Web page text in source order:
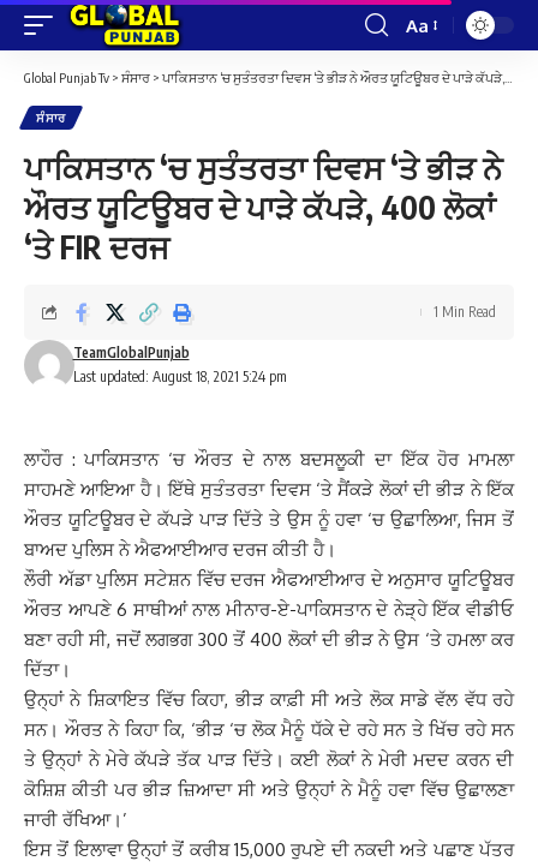
Font
Resizer
Aa
Global Punjab Tv > ਸੰਸਾਰ > ਪਾਕਿਸਤਾਨ ‘ਚ ਸੁਤੰਤਰਤਾ ਦਿਵਸ ‘ਤੇ ਭੀੜ ਨੇ ਔਰਤ ਯੂਟਿਊਬਰ ਦੇ ਪਾੜੇ ਕੱਪੜੇ, 400 ਲੋਕਾਂ ‘ਤੇ FIR ਦਰਜ
ਸੰਸਾਰ
ਪਾਕਿਸਤਾਨ ‘ਚ ਸੁਤੰਤਰਤਾ ਦਿਵਸ ‘ਤੇ ਭੀੜ ਨੇ
ਔਰਤ ਯੂਟਿਊਬਰ ਦੇ ਪਾੜੇ ਕੱਪੜੇ, 400 ਲੋਕਾਂ
‘ਤੇ FIR ਦਰਜ
Last updated: August 18, 2021 5:24 pm
TeamGlobalPunjab
1 Min Read
ਲਾਹੌਰ : ਪਾਕਿਸਤਾਨ ‘ਚ ਔਰਤ ਦੇ ਨਾਲ ਬਦਸਲੂਕੀ ਦਾ ਇੱਕ ਹੋਰ ਮਾਮਲਾ
ਸਾਹਮਣੇ ਆਇਆ ਹੈ। ਇੱਥੇ ਸੁਤੰਤਰਤਾ ਦਿਵਸ ‘ਤੇ ਸੈਂਕੜੇ ਲੋਕਾਂ ਦੀ ਭੀੜ ਨੇ ਇੱਕ
ਔਰਤ ਯੂਟਿਊਬਰ ਦੇ ਕੱਪੜੇ ਪਾੜ ਦਿੱਤੇ ਤੇ ਉਸ ਨੂੰ ਹਵਾ ‘ਚ ਉਛਾਲਿਆ, ਜਿਸ ਤੋਂ
ਬਾਅਦ ਪੁਲਿਸ ਨੇ ਐਫਆਈਆਰ ਦਰਜ ਕੀਤੀ ਹੈ।
ਲੌਰੀ ਅੱਡਾ ਪੁਲਿਸ ਸਟੇਸ਼ਨ ਵਿੱਚ ਦਰਜ ਐਫਆਈਆਰ ਦੇ ਅਨੁਸਾਰ ਯੂਟਿਊਬਰ
ਔਰਤ ਆਪਣੇ 6 ਸਾਥੀਆਂ ਨਾਲ ਮੀਨਾਰ-ਏ-ਪਾਕਿਸਤਾਨ ਦੇ ਨੇੜ੍ਹੇ ਇੱਕ ਵੀਡੀਓ
ਬਣਾ ਰਹੀ ਸੀ, ਜਦੋਂ ਲਗਭਗ 300 ਤੋਂ 400 ਲੋਕਾਂ ਦੀ ਭੀੜ ਨੇ ਉਸ ‘ਤੇ ਹਮਲਾ ਕਰ
ਦਿੱਤਾ।
ਉਨ੍ਹਾਂ ਨੇ ਸ਼ਿਕਾਇਤ ਵਿੱਚ ਕਿਹਾ, ਭੀੜ ਕਾਫ਼ੀ ਸੀ ਅਤੇ ਲੋਕ ਸਾਡੇ ਵੱਲ ਵੱਧ ਰਹੇ
ਸਨ। ਔਰਤ ਨੇ ਕਿਹਾ ਕਿ, ‘ਭੀੜ ‘ਚ ਲੋਕ ਮੈਨੂੰ ਧੱਕੇ ਦੇ ਰਹੇ ਸਨ ਤੇ ਖਿੱਚ ਰਹੇ ਸਨ
ਤੇ ਉਨ੍ਹਾਂ ਨੇ ਮੇਰੇ ਕੱਪੜੇ ਤੱਕ ਪਾੜ ਦਿੱਤੇ। ਕਈ ਲੋਕਾਂ ਨੇ ਮੇਰੀ ਮਦਦ ਕਰਨ ਦੀ
ਕੋਸ਼ਿਸ਼ ਕੀਤੀ ਪਰ ਭੀੜ ਜ਼ਿਆਦਾ ਸੀ ਅਤੇ ਉਨ੍ਹਾਂ ਨੇ ਮੈਨੂੰ ਹਵਾ ਵਿੱਚ ਉਛਾਲਣਾ
ਜਾਰੀ ਰੱਖਿਆ।’
ਇਸ ਤੋਂ ਇਲਾਵਾ ਉਨ੍ਹਾਂ ਤੋਂ ਕਰੀਬ 15,000 ਰੁਪਏ ਦੀ ਨਕਦੀ ਅਤੇ ਪਛਾਣ ਪੱਤਰ